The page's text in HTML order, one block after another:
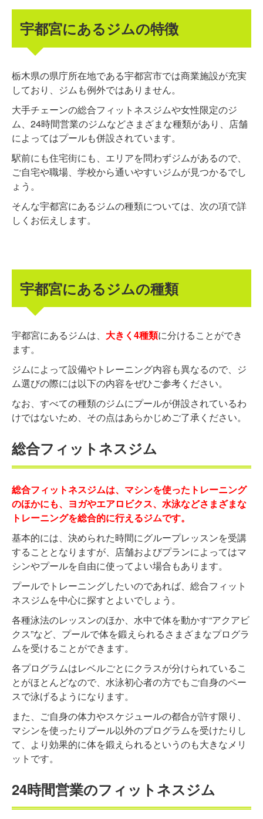
宇都宮にあるジムの特徴
栃木県の県庁所在地である宇都宮市では商業施設が充実
しており、ジムも例外ではありません。
大手チェーンの総合フィットネスジムや女性限定のジ
ム、24時間営業のジムなどさまざまな種類があり、店舗
によってはプールも併設されています。
駅前にも住宅街にも、エリアを問わずジムがあるので、
ご自宅や職場、学校から通いやすいジムが見つかるでし
ょう。
そんな宇都宮にあるジムの種類については、次の項で詳
しくお伝えします。
宇都宮にあるジムの種類
宇都宮にあるジムは、 大きく4種類に分けることができ
ます。
ジムによって設備やトレーニング内容も異なるので、ジ
ム選びの際には以下の内容をぜひご参考ください。
なお、すべての種類のジムにプールが併設されているわ
けではないため、その点はあらかじめご了承ください。
総合フィットネスジム
総合フィットネスジムは、マシンを使ったトレーニング
のほかにも、ヨガやエアロビクス、水泳などさまざまな
トレーニングを総合的に行えるジムです。
基本的には、決められた時間にグループレッスンを受講
することとなりますが、店舗およびプランによってはマ
シンやプールを自由に使ってよい場合もあります。
プールでトレーニングしたいのであれば、総合フィット
ネスジムを中心に探すとよいでしょう。
各種泳法のレッスンのほか、水中で体を動かす“アクアビ
クス”など、プールで体を鍛えられるさまざまなプログラ
ムを受けることができます。
各プログラムはレベルごとにクラスが分けられているこ
とがほとんどなので、水泳初心者の方でもご自身のペー
スで泳げるようになります。
また、ご自身の体力やスケジュールの都合が許す限り、
マシンを使ったりプール以外のプログラムを受けたりし
て、より効果的に体を鍛えられるというのも大きなメリ
ットです。
24時間営業のフィットネスジム